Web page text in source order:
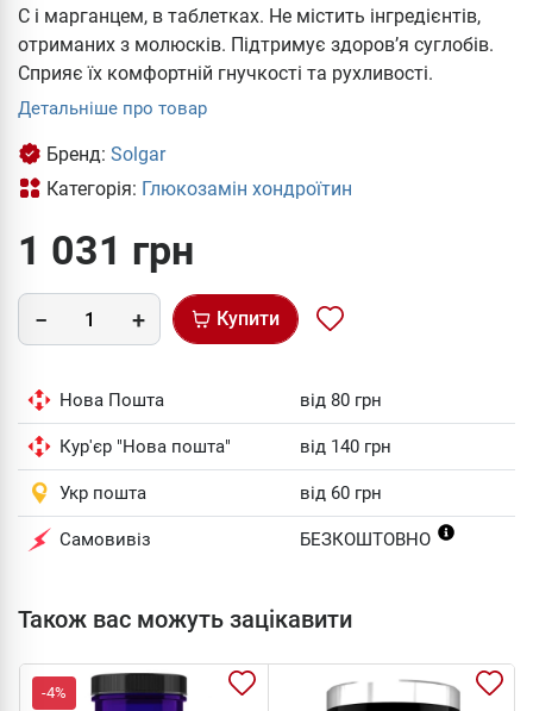
С і марганцем, в таблетках. Не містить інгредієнтів,
отриманих з молюсків. Підтримує здоров’я суглобів.
Сприяє їх комфортній гнучкості та рухливості.
Детальніше про товар
Бренд: Solgar
Категорія: Глюкозамін хондроїтин
1 031 грн
Купити
Нова Пошта від 80 грн
Кур'єр "Нова пошта" від 140 грн
Укр пошта від 60 грн
Самовивіз БЕЗКОШТОВНО
Також вас можуть зацікавити
-4%